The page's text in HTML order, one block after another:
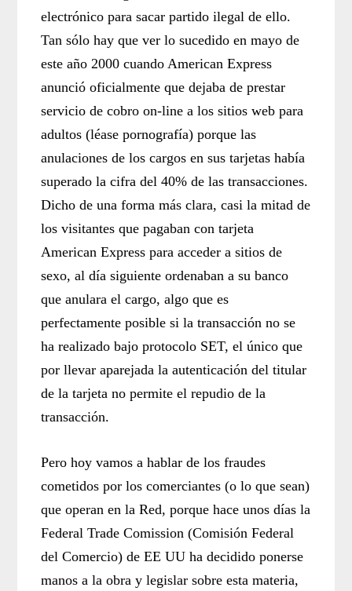
electrónico para sacar partido ilegal de ello.
Tan sólo hay que ver lo sucedido en mayo de
este año 2000 cuando American Express
anunció oficialmente que dejaba de prestar
servicio de cobro on-line a los sitios web para
adultos (léase pornografía) porque las
anulaciones de los cargos en sus tarjetas había
superado la cifra del 40% de las transacciones.
Dicho de una forma más clara, casi la mitad de
los visitantes que pagaban con tarjeta
American Express para acceder a sitios de
sexo, al día siguiente ordenaban a su banco
que anulara el cargo, algo que es
perfectamente posible si la transacción no se
ha realizado bajo protocolo SET, el único que
por llevar aparejada la autenticación del titular
de la tarjeta no permite el repudio de la
transacción.
Pero hoy vamos a hablar de los fraudes
cometidos por los comerciantes (o lo que sean)
que operan en la Red, porque hace unos días la
Federal Trade Comission (Comisión Federal
del Comercio) de EE UU ha decidido ponerse
manos a la obra y legislar sobre esta materia,